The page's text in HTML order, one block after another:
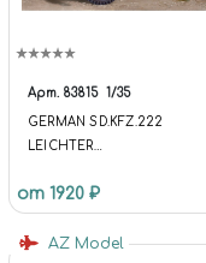
Арт. 83815 1/35
GERMAN SD.KFZ.222
LEICHTER
SERIES)
от 1920 ₽
AZ Model